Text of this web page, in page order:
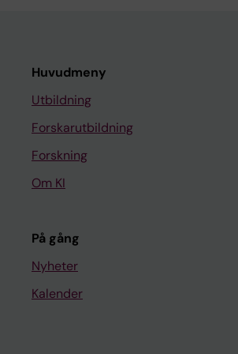
Huvudmeny
Utbildning
Forskarutbildning
Forskning
Om KI
På gång
Nyheter
Kalender